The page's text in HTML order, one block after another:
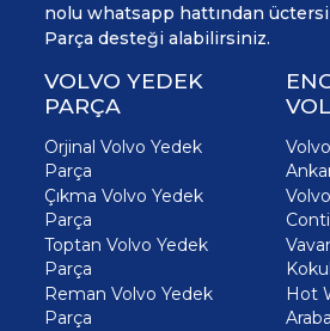
nolu whatsapp hattından
Parça desteği alabilirsiniz.
VOLVO YEDEK
PARÇA
Orjinal Volvo Yedek
Parça
Çıkma Volvo Yedek
Parça
Toptan Volvo Yedek
Parça
Reman Volvo Yedek
Parça
Hot